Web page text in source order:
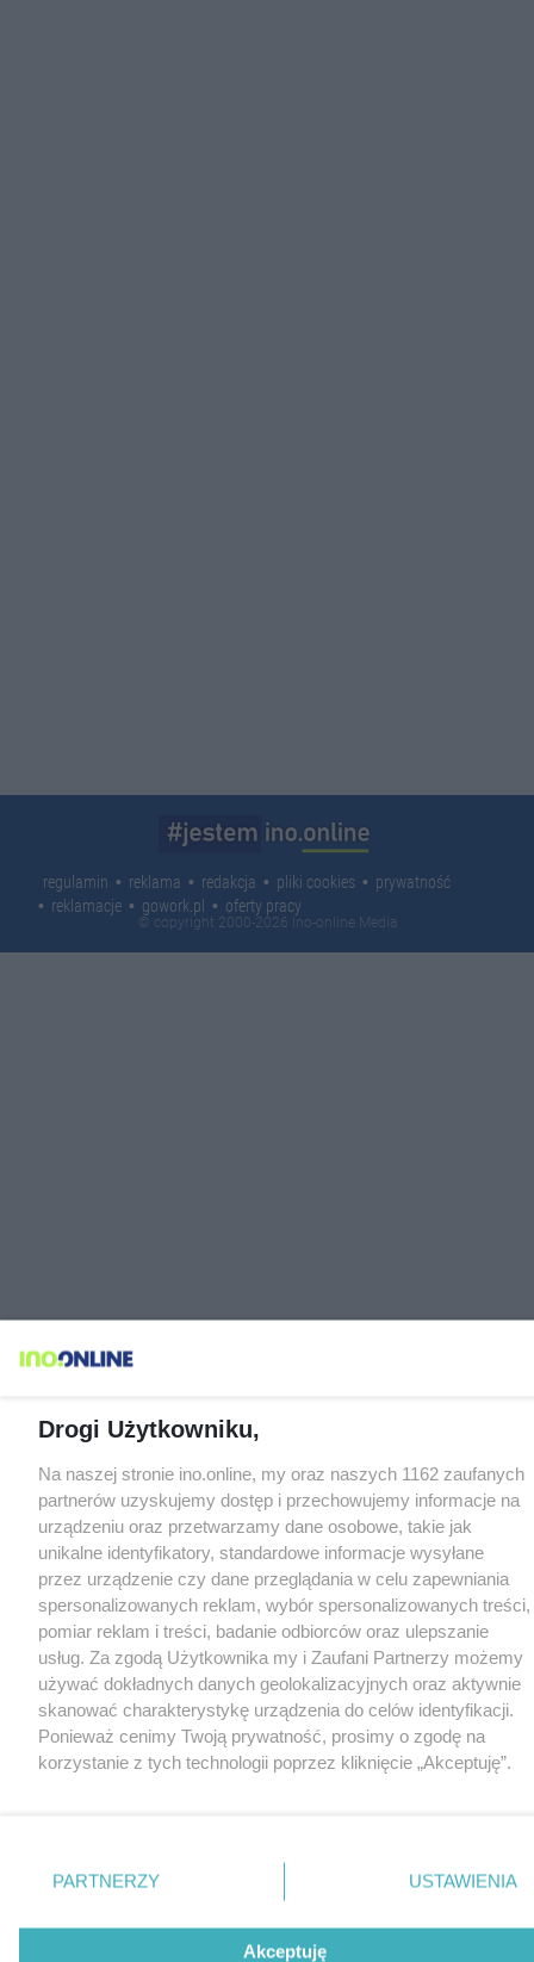
regulamin reklama redakcja pliki cookies
prywatność
reklamacje
gowork.pl oferty pracy
© copyright 2000-2026 Ino-online Media
Drogi Użytkowniku,
Na naszej stronie ino.online, my oraz naszych 1162 zaufanych
partnerów uzyskujemy dostęp i przechowujemy informacje na
urządzeniu oraz przetwarzamy dane osobowe, takie jak
unikalne identyfikatory, standardowe informacje wysyłane
przez urządzenie czy dane przeglądania w celu zapewniania
spersonalizowanych reklam, wybór spersonalizowanych treści,
pomiar reklam i treści, badanie odbiorców oraz ulepszanie
usług. Za zgodą Użytkownika my i Zaufani Partnerzy możemy
używać dokładnych danych geolokalizacyjnych oraz aktywnie
skanować charakterystykę urządzenia do celów identyfikacji.
Ponieważ cenimy Twoją prywatność, prosimy o zgodę na
korzystanie z tych technologii poprzez kliknięcie „Akceptuję”.
nie wymagają zgody użytkownika, ale masz prawo sprzeciwić
się takiemu przetwarzaniu. Preferencje będą miały
PARTNERZY USTAWIENIA
Akceptuję